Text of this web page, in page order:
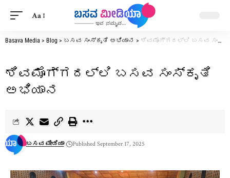
Aa
Basava Media > Blog > ಬಸವ ಸಂಸ್ಕೃತಿ ಅಭಿಯಾನ > ಶಿವಮೊಗ್ಗದಲ್ಲಿ ಬಸವ ಸಂಸ್ಕೃತಿ ಅಭಿಯಾನ
ಶಿವಮೊಗ್ಗದಲ್ಲಿ ಬಸವ ಸಂಸ್ಕೃತಿ
ಅಭಿಯಾನ
ಬಸವ ಮೀಡಿಯಾ Published September 17, 2025